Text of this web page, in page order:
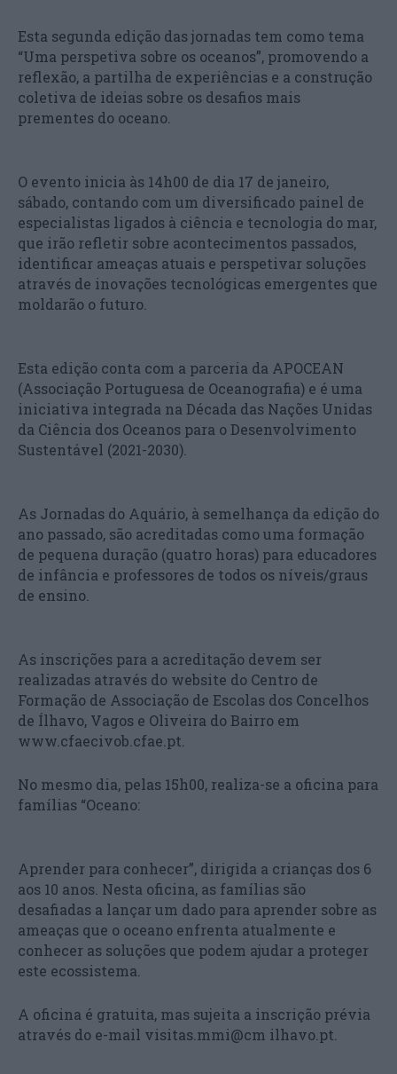
Esta segunda edição das jornadas tem como tema
“Uma perspetiva sobre os oceanos”, promovendo a
reflexão, a partilha de experiências e a construção
coletiva de ideias sobre os desafios mais
prementes do oceano.
O evento inicia às 14h00 de dia 17 de janeiro,
sábado, contando com um diversificado painel de
especialistas ligados à ciência e tecnologia do mar,
que irão refletir sobre acontecimentos passados,
identificar ameaças atuais e perspetivar soluções
através de inovações tecnológicas emergentes que
moldarão o futuro.
Esta edição conta com a parceria da APOCEAN
(Associação Portuguesa de Oceanografia) e é uma
iniciativa integrada na Década das Nações Unidas
da Ciência dos Oceanos para o Desenvolvimento
Sustentável (2021-2030).
As Jornadas do Aquário, à semelhança da edição do
ano passado, são acreditadas como uma formação
de pequena duração (quatro horas) para educadores
de infância e professores de todos os níveis/graus
de ensino.
As inscrições para a acreditação devem ser
realizadas através do website do Centro de
Formação de Associação de Escolas dos Concelhos
de Ílhavo, Vagos e Oliveira do Bairro em
www.cfaecivob.cfae.pt.
No mesmo dia, pelas 15h00, realiza-se a oficina para
famílias “Oceano:
Aprender para conhecer”, dirigida a crianças dos 6
aos 10 anos. Nesta oficina, as famílias são
desafiadas a lançar um dado para aprender sobre as
ameaças que o oceano enfrenta atualmente e
conhecer as soluções que podem ajudar a proteger
este ecossistema.
A oficina é gratuita, mas sujeita a inscrição prévia
através do e-mail visitas.mmi@cm ilhavo.pt.